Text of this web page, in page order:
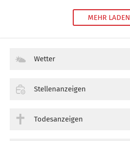
MEHR LADEN
Wetter
Stellenanzeigen
Todesanzeigen